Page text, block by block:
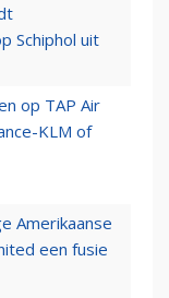
Schiphol uit
op TAP Air
KLM of
Amerikaanse
een fusie